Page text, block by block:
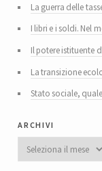
La guerra delle
I libri e i soldi. Nel
Il potere istituente
La transizione
Stato sociale,
archivi